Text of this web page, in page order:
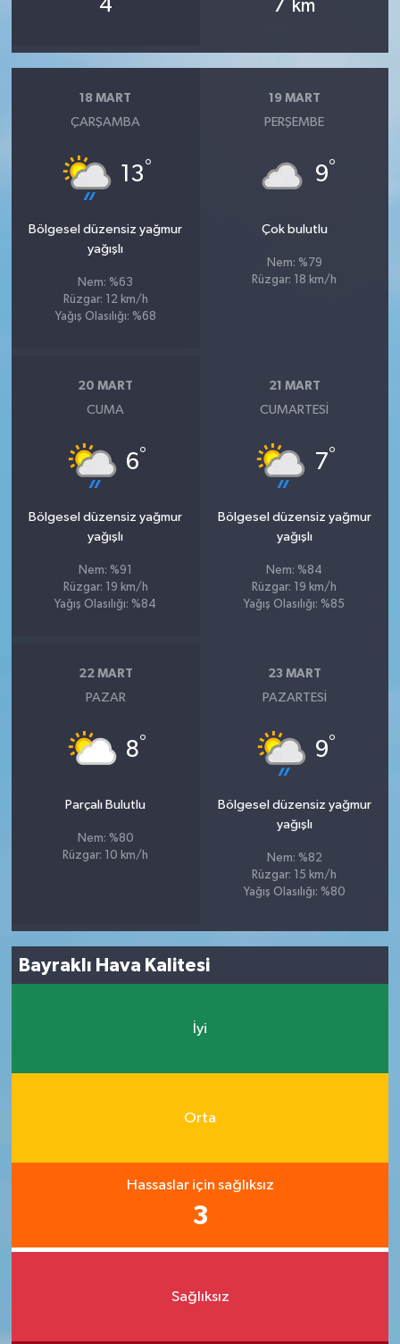
4 7 km
18 MART
ÇARŞAMBA
13°
Bölgesel düzensiz yağmur
yağışlı
Nem: %63
Rüzgar: 12 km/h
Yağış Olasılığı: %68
19 MART
PERŞEMBE
9°
Çok bulutlu
Nem: %79
Rüzgar: 18 km/h
20 MART
CUMA
6°
Bölgesel düzensiz yağmur
yağışlı
Nem: %91
Rüzgar: 19 km/h
Yağış Olasılığı: %84
21 MART
CUMARTESI
7°
Bölgesel düzensiz yağmur
yağışlı
Nem: %84
Rüzgar: 19 km/h
Yağış Olasılığı: %85
22 MART
PAZAR
8°
Parçalı Bulutlu
Nem: %80
Rüzgar: 10 km/h
23 MART
PAZARTESI
9°
Bölgesel düzensiz yağmur
yağışlı
Nem: %82
Rüzgar: 15 km/h
Yağış Olasılığı: %80
Bayraklı Hava Kalitesi
İyi
Orta
Hassaslar için sağlıksız
3
Sağlıksız